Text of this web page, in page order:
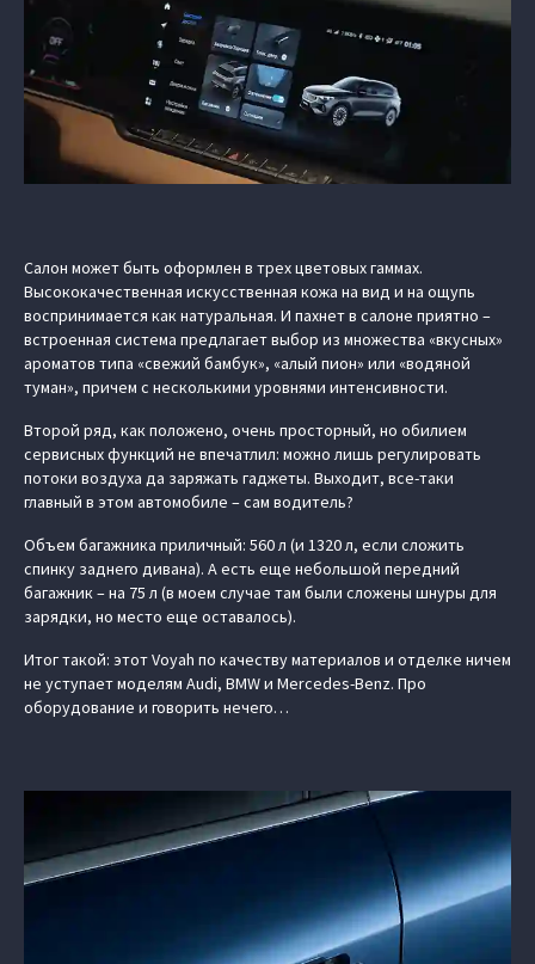
Салон может быть оформлен в трех цветовых гаммах.
Высококачественная искусственная кожа на вид и на ощупь
воспринимается как натуральная. И пахнет в салоне приятно –
встроенная система предлагает выбор из множества «вкусных»
ароматов типа «свежий бамбук», «алый пион» или «водяной
туман», причем с несколькими уровнями интенсивности.
Второй ряд, как положено, очень просторный, но обилием
сервисных функций не впечатлил: можно лишь регулировать
потоки воздуха да заряжать гаджеты. Выходит, все-таки
главный в этом автомобиле – сам водитель?
Объем багажника приличный: 560 л (и 1320 л, если сложить
спинку заднего дивана). А есть еще небольшой передний
багажник – на 75 л (в моем случае там были сложены шнуры для
зарядки, но место еще оставалось).
Итог такой: этот Voyah по качеству материалов и отделке ничем
не уступает моделям Audi, BMW и Mercedes-Benz. Про
оборудование и говорить нечего…